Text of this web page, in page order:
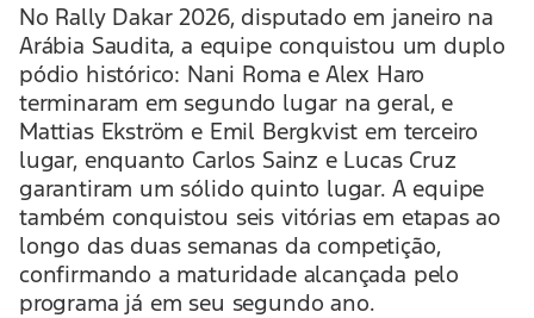
No Rally Dakar 2026, disputado em janeiro na
Arábia Saudita, a equipe conquistou um duplo
pódio histórico: Nani Roma e Alex Haro
terminaram em segundo lugar na geral, e
Mattias Ekström e Emil Bergkvist em terceiro
lugar, enquanto Carlos Sainz e Lucas Cruz
garantiram um sólido quinto lugar. A equipe
também conquistou seis vitórias em etapas ao
longo das duas semanas da competição,
confirmando a maturidade alcançada pelo
programa já em seu segundo ano.